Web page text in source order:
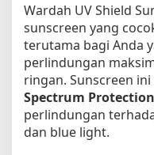
Wardah UV Shield
sunscreen yang
terutama bagi Anda
perlindungan
ringan. Sunscreen
Spectrum Protection
perlindungan
dan blue light.